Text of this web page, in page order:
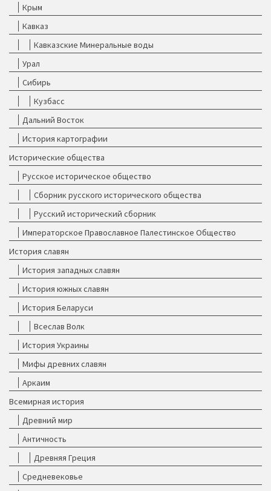
Крым
Кавказ
Кавказские Минеральные воды
Урал
Сибирь
Кузбасс
Дальний Восток
История картографии
Исторические общества
Русское историческое общество
Сборник русского исторического общества
Русский исторический сборник
Императорское Православное Палестинское Общество
История славян
История западных славян
История южных славян
История Беларуси
Всеслав Волк
История Украины
Мифы древних славян
Аркаим
Всемирная история
Древний мир
Античность
Древняя Греция
Средневековье